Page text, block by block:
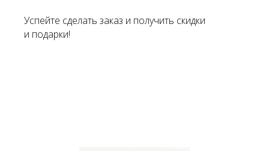
Успейте сделать заказ и получить скидки
и подарки!